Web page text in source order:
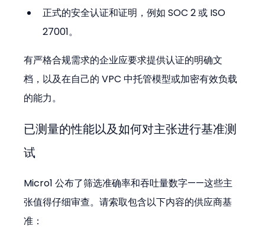
正式的安全认证和证明，例如 SOC 2 或 ISO
27001。
有严格合规需求的企业应要求提供认证的明确文
档，以及在自己的 VPC 中托管模型或加密有效负载
的能力。
已测量的性能以及如何对主张进行基准测
试
Micro1 公布了筛选准确率和吞吐量数字——这些主
张值得仔细审查。请索取包含以下内容的供应商基
准：